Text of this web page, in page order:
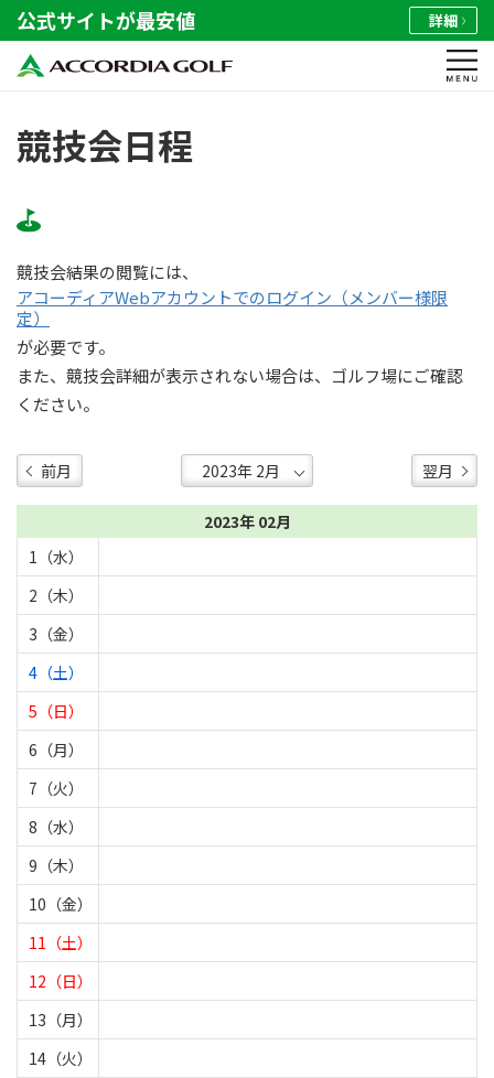
公式サイトが最安値 詳細
競技会日程
競技会結果の閲覧には、
アコーディアWebアカウントでのログイン（メンバー様限
定）
が必要です。
また、競技会詳細が表示されない場合は、ゴルフ場にご確認
ください。
前月 翌月
2023年 02月
1（水）
2（木）
3（金）
4（土）
5（日）
6（月）
7（火）
8（水）
9（木）
10（金）
11（土）
12（日）
13（月）
14（火）